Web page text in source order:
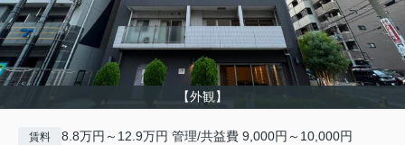
【外観】
賃料 8.8万円～12.9万円 管理/共益費 9,000円～10,000円